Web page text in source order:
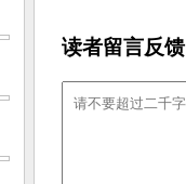
读者留言反